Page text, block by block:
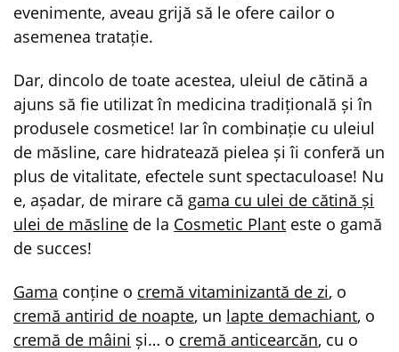
evenimente, aveau grijă să le ofere cailor o
asemenea tratație.
Dar, dincolo de toate acestea, uleiul de cătină a
ajuns să fie utilizat în medicina tradițională și în
produsele cosmetice! Iar în combinație cu uleiul
de măsline, care hidratează pielea și îi conferă un
plus de vitalitate, efectele sunt spectaculoase! Nu
e, așadar, de mirare că gama cu ulei de cătină și
ulei de măsline de la Cosmetic Plant este o gamă
de succes!
Gama conține o cremă vitaminizantă de zi, o
cremă antirid de noapte, un lapte demachiant, o
cremă de mâini și… o cremă anticearcăn, cu o